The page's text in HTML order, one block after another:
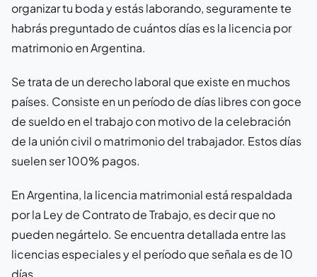
organizar tu boda y estás laborando, seguramente te
habrás preguntado de cuántos días es la licencia por
matrimonio en Argentina.
Se trata de un derecho laboral que existe en muchos
países. Consiste en un período de días libres con goce
de sueldo en el trabajo con motivo de la celebración
de la unión civil o matrimonio del trabajador. Estos días
suelen ser 100% pagos.
En Argentina, la licencia matrimonial está respaldada
por la Ley de Contrato de Trabajo, es decir que no
pueden negártelo. Se encuentra detallada entre las
licencias especiales y el período que señala es de 10
días.